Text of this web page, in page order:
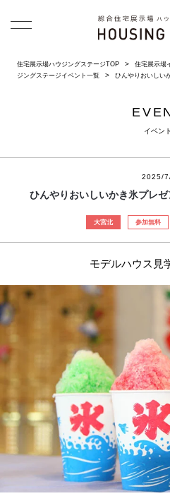
住宅展示場ハウジングステージTOP 住宅展示場
ジングステージイベント一覧
ひんやりおいしい
イベント
2025/
ひんやりおいしいかき氷プレゼ
大宮北 参加無料
モデルハウス見